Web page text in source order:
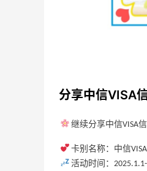
分享中信VISA
继续分享中信VISA
卡别名称：中信
活动时间：
3天前
3天前